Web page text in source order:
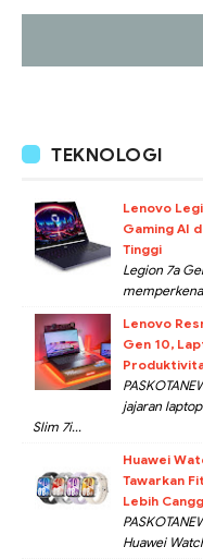
TEKNOLOGI
Lenovo
Gaming AI
Tinggi
Legion 7a
Lenovo
Gen 10,
jajaran
Slim 7i...
Huawei
Tawarkan
Lebih
Huawei